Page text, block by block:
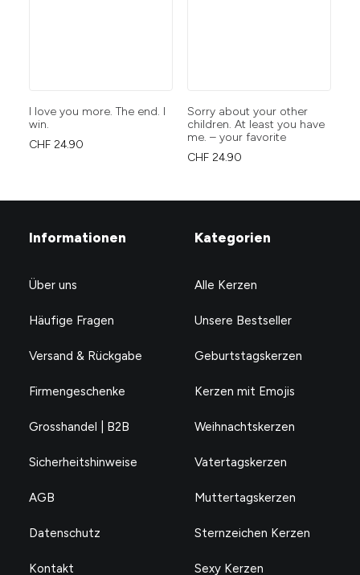
I love you more. The end. I
win.
CHF 24.90
Sorry about your other
children. At least you have
me. – your favorite
CHF 24.90
Informationen
Über uns
Häufige Fragen
Versand & Rückgabe
Firmengeschenke
Grosshandel | B2B
Sicherheitshinweise
AGB
Datenschutz
Kontakt
Kategorien
Alle Kerzen
Unsere Bestseller
Geburtstagskerzen
Kerzen mit Emojis
Weihnachtskerzen
Vatertagskerzen
Muttertagskerzen
Sternzeichen Kerzen
Sexy Kerzen